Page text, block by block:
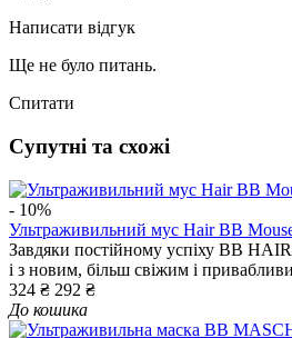
Написати відгук
Ще не було питань.
Спитати
Супутні та схожі
- 10%
Ультраживильний мус Hair ВВ
Завдяки постійному успіху ВВ
і з новим, більш свіжим і
324 ₴ 292 ₴
До кошика